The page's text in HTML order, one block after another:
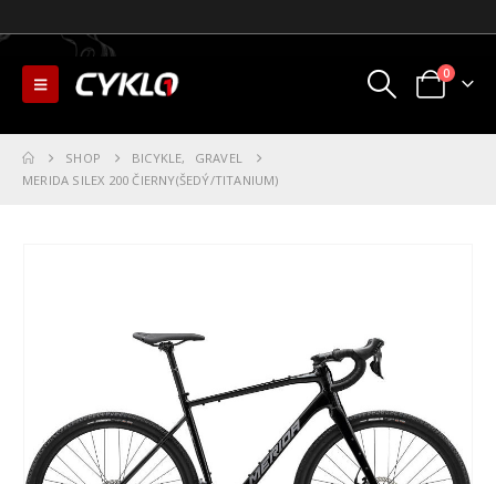
0
SHOP BICYKLE,
GRAVEL
MERIDA SILEX 200 ČIERNY(ŠEDÝ/TITANIUM)